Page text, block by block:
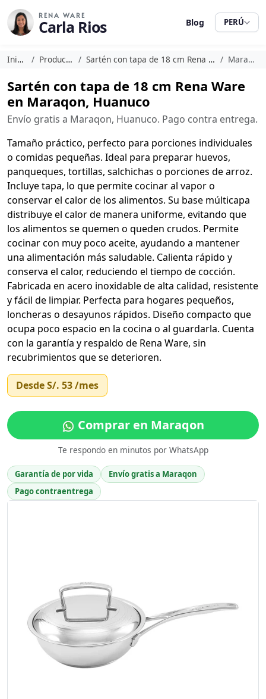
RENA WARE
Carla Rios Blog PERÚ
Inicio Productos Sartén con tapa de 18 cm Rena Ware Maraqon
Sartén con tapa de 18 cm Rena Ware
en Maraqon, Huanuco
Envío gratis a Maraqon, Huanuco. Pago contra entrega.
Tamaño práctico, perfecto para porciones individuales
o comidas pequeñas. Ideal para preparar huevos,
panqueques, tortillas, salchichas o porciones de arroz.
Incluye tapa, lo que permite cocinar al vapor o
conservar el calor de los alimentos. Su base múlticapa
distribuye el calor de manera uniforme, evitando que
los alimentos se quemen o queden crudos. Permite
cocinar con muy poco aceite, ayudando a mantener
una alimentación más saludable. Calienta rápido y
conserva el calor, reduciendo el tiempo de cocción.
Fabricada en acero inoxidable de alta calidad, resistente
y fácil de limpiar. Perfecta para hogares pequeños,
loncheras o desayunos rápidos. Diseño compacto que
ocupa poco espacio en la cocina o al guardarla. Cuenta
con la garantía y respaldo de Rena Ware, sin
recubrimientos que se deterioren.
DesdeS/. 53/mes
Comprar en Maraqon
Te respondo en minutos por WhatsApp
Garantía de por vida
Envío gratis a Maraqon
Pago contraentrega